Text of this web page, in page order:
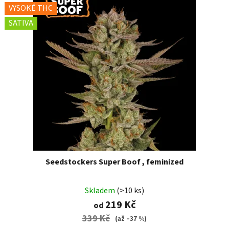
VYSOKÉ THC
SATIVA
Seedstockers Super Boof , feminized
Skladem (>10 ks)
od219 Kč
339 Kč (až –37 %)